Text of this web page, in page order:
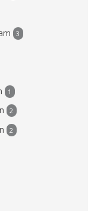
3
1
2
2